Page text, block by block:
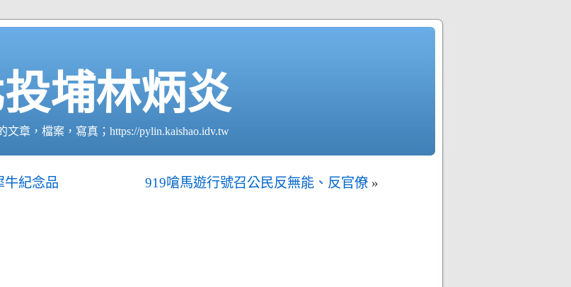
埔林炳炎
文章，檔案，寫真；https://pylin.kaishao.idv.tw
牛紀念品 919嗆馬遊行號召公民反無能、反官僚 »